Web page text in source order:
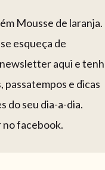
Mousse de laranja.
esqueça de
aqui e
passatempos e dicas
do seu dia-a-dia.
no facebook.